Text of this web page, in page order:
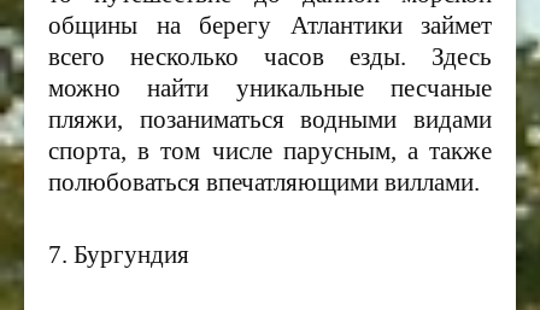
общины на берегу Атлантики займет
всего несколько часов езды. Здесь
можно найти уникальные песчаные
пляжи, позаниматься водными видами
спорта, в том числе парусным, а также
полюбоваться впечатляющими виллами.
7. Бургундия